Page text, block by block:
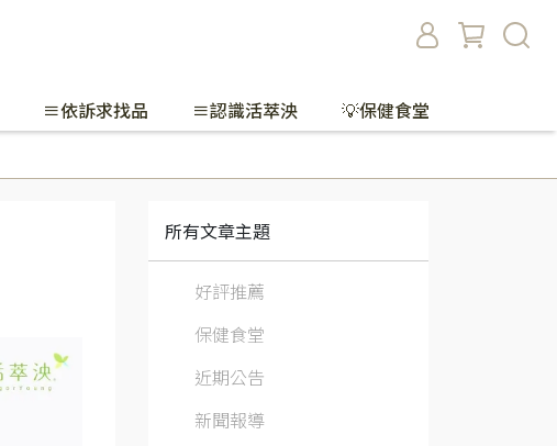
≡依訴求找品 ≡認識活萃泱 💡保健食堂
所有文章主題
好評推薦
保健食堂
近期公告
新聞報導